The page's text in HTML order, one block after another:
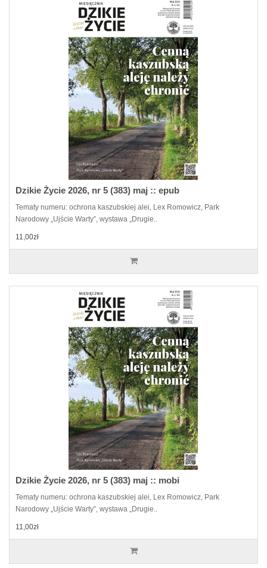
Dzikie Życie 2026, nr 5 (383) maj :: epub
Tematy numeru: ochrona kaszubskiej alei, Lex Romowicz, Park
Narodowy „Ujście Warty”, wystawa „Drugie..
11,00zł
Dzikie Życie 2026, nr 5 (383) maj :: mobi
Tematy numeru: ochrona kaszubskiej alei, Lex Romowicz, Park
Narodowy „Ujście Warty”, wystawa „Drugie..
11,00zł